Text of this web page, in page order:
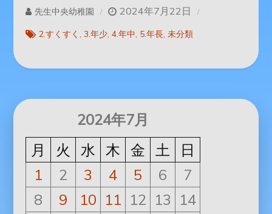
先生中央幼稚園 2024年7月22日
2.すくすく 3.年少 4.年中 5.年長 未分類
2024年7月
月
火 水 木 金 土
日
1
2 3 4 5 6
7
8
9 10 11 12 13 14